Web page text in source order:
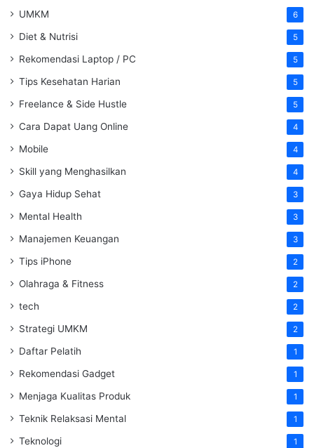
UMKM 6
Diet & Nutrisi 5
Rekomendasi Laptop / PC 5
Tips Kesehatan Harian 5
Freelance & Side Hustle 5
Cara Dapat Uang Online 4
Mobile 4
Skill yang Menghasilkan 4
Gaya Hidup Sehat 3
Mental Health 3
Manajemen Keuangan 3
Tips iPhone 2
Olahraga & Fitness 2
tech 2
Strategi UMKM 2
Daftar Pelatih 1
Rekomendasi Gadget 1
Menjaga Kualitas Produk 1
Teknik Relaksasi Mental 1
Teknologi 1